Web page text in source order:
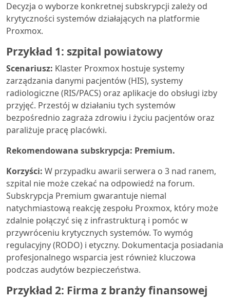
Decyzja o wyborze konkretnej subskrypcji zależy od
krytyczności systemów działających na platformie
Proxmox.
Przykład 1: szpital powiatowy
Scenariusz: Klaster Proxmox hostuje systemy
zarządzania danymi pacjentów (HIS), systemy
radiologiczne (RIS/PACS) oraz aplikacje do obsługi izby
przyjęć. Przestój w działaniu tych systemów
bezpośrednio zagraża zdrowiu i życiu pacjentów oraz
paraliżuje pracę placówki.
Rekomendowana subskrypcja: Premium.
Korzyści: W przypadku awarii serwera o 3 nad ranem,
szpital nie może czekać na odpowiedź na forum.
Subskrypcja Premium gwarantuje niemal
natychmiastową reakcję zespołu Proxmox, który może
zdalnie połączyć się z infrastrukturą i pomóc w
przywróceniu krytycznych systemów. To wymóg
regulacyjny (RODO) i etyczny. Dokumentacja posiadania
profesjonalnego wsparcia jest również kluczowa
podczas audytów bezpieczeństwa.
Przykład 2: Firma z branży finansowej